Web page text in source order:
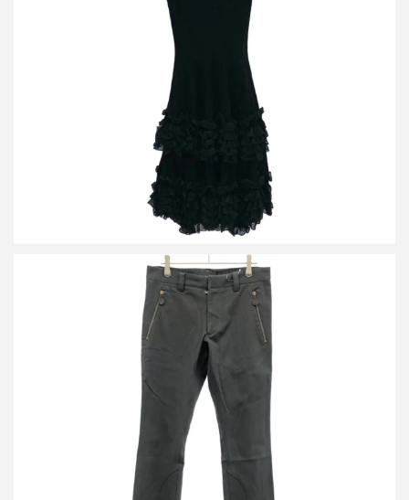
アレキサンダーマックイーン ノースリーブフリルワンピース
アレキサンダーマックイーン 2006AW デザインパンツ
買取金額14,000円
詳しく見る